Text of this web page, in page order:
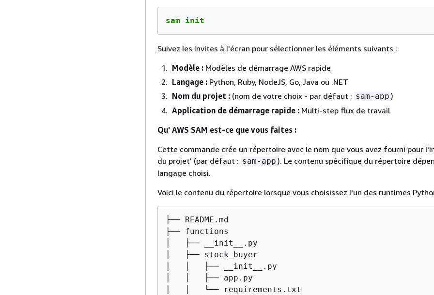
sam init
Suivez les invites à l'écran pour sélectionner les éléments suivants :
Modèle : Modèles de démarrage AWS rapide
Langage : Python, Ruby, NodeJS, Go, Java ou .NET
Nom du projet : (nom de votre choix - par défaut : sam-app )
Application de démarrage rapide : Multi-step flux de travail
Qu' AWS SAM est-ce que vous faites :
Cette commande crée un répertoire avec le nom que vous avez fourni pour
du projet' (par défaut : sam-app ). Le contenu spécifique du répertoire
langage choisi.
Voici le contenu du répertoire lorsque vous choisissez l'un des runtimes
├── README.md
├── functions
│   ├── __init__.py
│   ├── stock_buyer
│   │   ├── __init__.py
│   │   ├── app.py
│   │   └── requirements.txt